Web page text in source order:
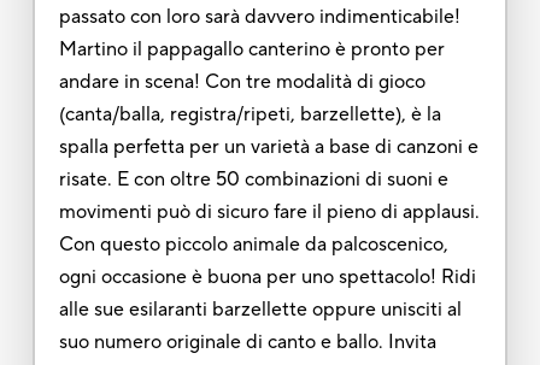
passato con loro sarà davvero indimenticabile!
Martino il pappagallo canterino è pronto per
andare in scena! Con tre modalità di gioco
(canta/balla, registra/ripeti, barzellette), è la
spalla perfetta per un varietà a base di canzoni e
risate. E con oltre 50 combinazioni di suoni e
movimenti può di sicuro fare il pieno di applausi.
Con questo piccolo animale da palcoscenico,
ogni occasione è buona per uno spettacolo! Ridi
alle sue esilaranti barzellette oppure unisciti al
suo numero originale di canto e ballo. Invita